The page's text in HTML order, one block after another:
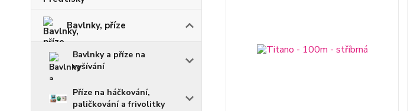
Bavlnky, příze
Bavlnky a příze na
vyšívání
Příze na háčkování,
paličkování a frivolitky